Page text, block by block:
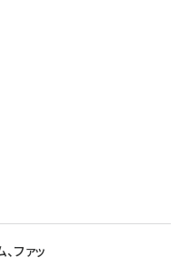
ファッ